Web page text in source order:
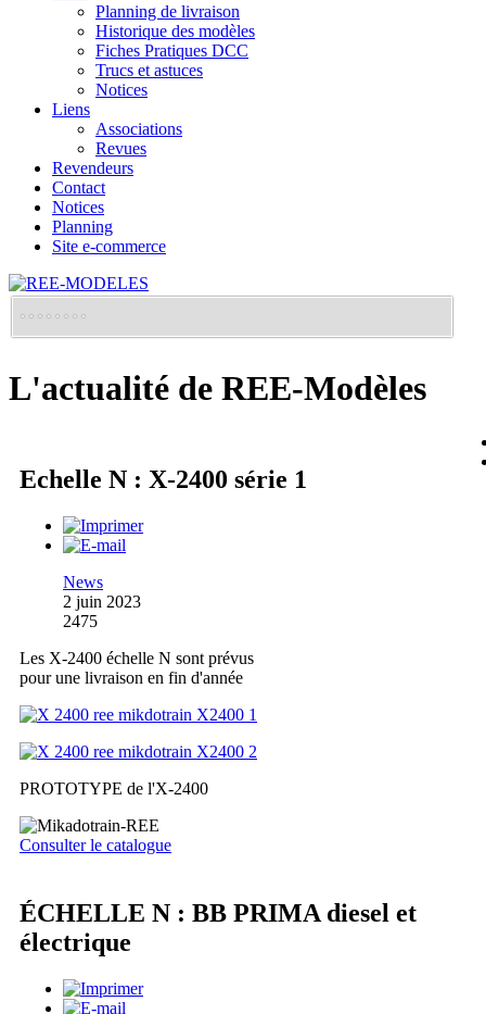
Planning de livraison
Historique des modèles
Fiches Pratiques DCC
Trucs et astuces
Notices
Liens
Associations
Revues
Revendeurs
Contact
Notices
Planning
Site e-commerce
L'actualité de REE-Modèles
Echelle N : X-2400 série 1
News
2 juin 2023
2475
Les X-2400 échelle N sont prévus
pour une livraison en fin d'année
PROTOTYPE de l'X-2400
Consulter le catalogue
ÉCHELLE N : BB PRIMA diesel et
électrique